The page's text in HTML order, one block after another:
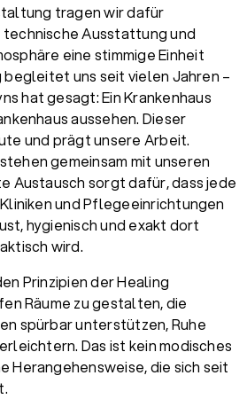
tragen wir dafür
Ausstattung und
eine stimmige Einheit
uns seit vielen Jahren –
hat gesagt: Ein Krankenhaus
aussehen. Dieser
und prägt unsere Arbeit.
gemeinsam mit unseren
Austausch sorgt dafür, dass jede
und Pflegeeinrichtungen
hygienisch und exakt dort
wird.
Prinzipien der Healing
Räume zu gestalten, die
spürbar unterstützen, Ruhe
Das ist kein modisches
Herangehensweise, die sich seit